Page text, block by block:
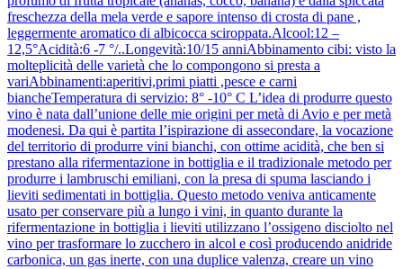
freschezza della mela verde e sapore intenso di crosta di pane ,
leggermente aromatico di albicocca sciroppata.Alcool:12 –
12,5°Acidità:6 -7 °/..Longevità:10/15 anniAbbinamento cibi: visto la
molteplicità delle varietà che lo compongono si presta a
variAbbinamenti:aperitivi,primi piatti ,pesce e carni
biancheTemperatura di servizio: 8° -10° C L’idea di produrre questo
vino è nata dall’unione delle mie origini per metà di Avio e per metà
modenesi. Da qui è partita l’ispirazione di assecondare, la vocazione
del territorio di produrre vini bianchi, con ottime acidità, che ben si
prestano alla rifermentazione in bottiglia e il tradizionale metodo per
produrre i lambruschi emiliani, con la presa di spuma lasciando i
lieviti sedimentati in bottiglia. Questo metodo veniva anticamente
usato per conservare più a lungo i vini, in quanto durante la
rifermentazione in bottiglia i lieviti utilizzano l’ossigeno disciolto nel
vino per trasformare lo zucchero in alcol e così producendo anidride
carbonica, un gas inerte, con una duplice valenza, creare un vino